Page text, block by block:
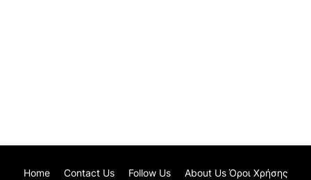
Home Contact Us Follow Us About Us Όροι Χρήσης